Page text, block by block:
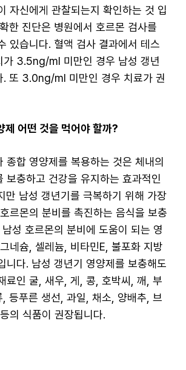
자신에게 관찰되는지 확인하는 것 입
한 진단은 병원에서 호르몬 검사를
있습니다. 혈액 검사 결과에서 테스
가 3.5ng/ml 미만인 경우 남성 갱년
. 또 3.0ng/ml 미만인 경우 치료가 권
제 어떤 것을 먹어야 할까?
종합 영양제를 복용하는 것은 체내의
보충하고 건강을 유지하는 효과적인
만 남성 갱년기를 극복하기 위해 가장
르몬의 분비를 촉진하는 음식을 보충
성 호르몬의 분비에 도움이 되는 영
네슘, 셀레늄, 비타민E, 불포화 지방
니다. 남성 갱년기 영양제를 보충해도
료인 굴, 새우, 게, 콩, 호박씨, 깨, 부
등푸른 생선, 과일, 채소, 양배추, 브
의 식품이 권장됩니다.